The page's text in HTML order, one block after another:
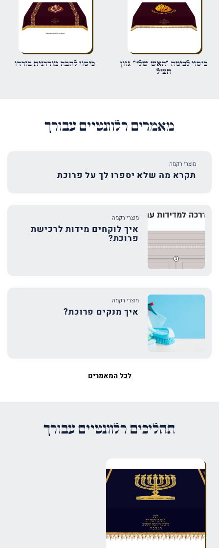
שמור בדפדפן זה את השם, האימייל והאתר שלי לפעם הבאה שאגיב.
כיסוי לבימה "האש שלי" גוון
חציל
כיסוי להבה מודרנית בורדו
מאמרים רלוונטיים עבורך
מוצרי רקמה
תקרא מה שלא יספרו לך על פרוכת
מוצרי רקמה
איך לוקחים מידות לרכישת
פרוכת?
מוצרי רקמה
איך מנקים פרוכת?
לכל המאמרים
תהליכים רלוונטיים עבורך